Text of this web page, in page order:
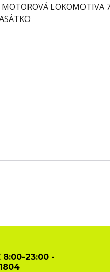
8:00-23:00 -